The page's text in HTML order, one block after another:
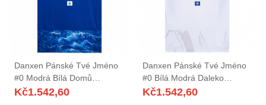
Danxen Pánské Tvé Jméno
#0 Modrá Bílá Domů
Hráčské Dresy 2025/26 Dres
Kč1.542,60
Danxen Pánské Tvé Jméno
#0 Bílá Modrá Daleko
Hráčské Dresy 2025/26 Dres
Kč1.542,60